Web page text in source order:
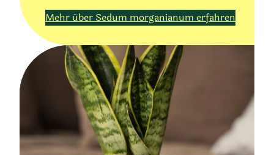
Mehr über Sedum morganianum erfahren